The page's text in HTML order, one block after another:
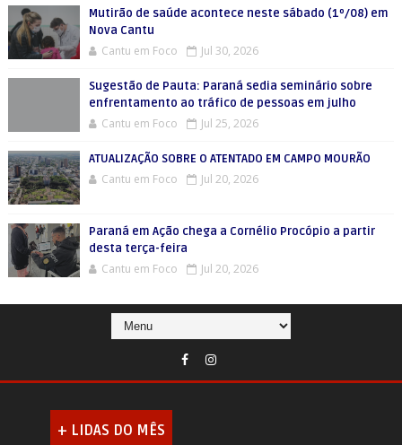
Mutirão de saúde acontece neste sábado (1º/08) em
Nova Cantu
Cantu em Foco Jul 30, 2026
Sugestão de Pauta: Paraná sedia seminário sobre
enfrentamento ao tráfico de pessoas em julho
Cantu em Foco Jul 25, 2026
ATUALIZAÇÃO SOBRE O ATENTADO EM CAMPO MOURÃO
Cantu em Foco Jul 20, 2026
Paraná em Ação chega a Cornélio Procópio a partir
desta terça-feira
Cantu em Foco Jul 20, 2026
+ LIDAS DO MÊS